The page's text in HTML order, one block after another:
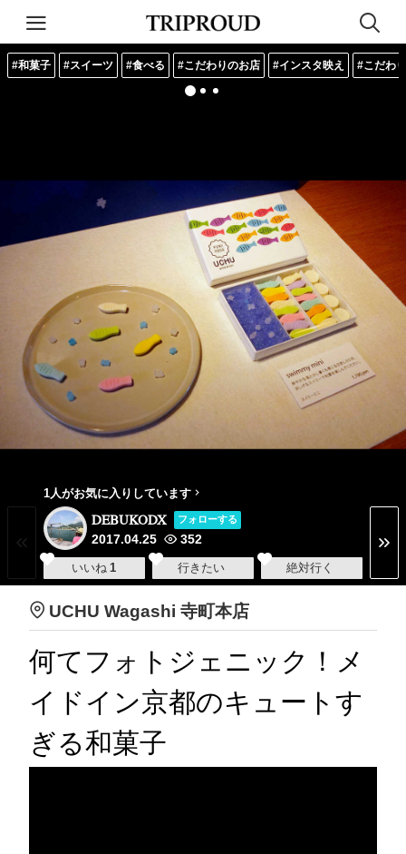
#和菓子 #スイーツ #食べる #こだわりのお店 #インスタ映え #こだわ
1人がお気に入りしています
DEBUKODX フォローする
2017.04.25 352
いいね 1 行きたい 絶対行く
UCHU Wagashi 寺町本店
何てフォトジェニック！メ
イドイン京都のキュートす
ぎる和菓子